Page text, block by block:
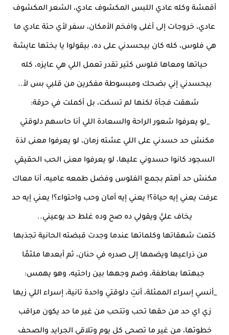
أقمشة وكله عادي اللبس المكشوف عادي، الشعر المكشوف
عادي، خروجات إلى أغلى وافخم الأمكان، سفر لأي حتة عادي ما
هي فلوس، كله كان بيحسدني على ده، بيقولوا يا بختها عايشة
حياتها ومعاها فلوس كتير تقدر تعمل اللي هي عايزه، كله
بيحسدني إني بضحك ومبسوطة مفكرين من قلبي بس لأ..
شهقت فجأة لكنها لم تسكت، بل أكملت في حرقة:
_لو يعرفوا شعور الراحة والسعادة اللي أنا حاسهم دلوقتي
مكنش حد حسدني على اللي عشته زمان، لو يعرفوا معنى لذة
السجود كانوا حسدوني عليها، لو يعرفوا معنى الحب الحقيقي
مكنش حد أهتم بجمع الفلوس وفضل طمعه عاميه، أنا معاك
عرفت يعني إيه حياة؟! يعني إيه أمان وحب واحتواء؟! يعني إيه حد
يخاف عليَّ ويقولي ده صح وده غلط حد يوعيني..
كتمت شهقاتها وكلماتها عندما وجدت قبضته الحانية تجذبها
من ذراعيها ويضمها إلى صدره في حنان، ثم أبعدها ملثمًا
جبهتها بعاطفة، وضم وجهها بين راحتيه، وهو يهمس:
_أنسي إسراء الممثلة، أنتِ دلوقتي واحدة تانية، إسراء اللي زيها
زي اي حد من حقها تحب وتتحب من غير ما حد يكون مراقب
خطوتها، من غير ما تصحى كل يوم وتلاقي الجرايد والصحف